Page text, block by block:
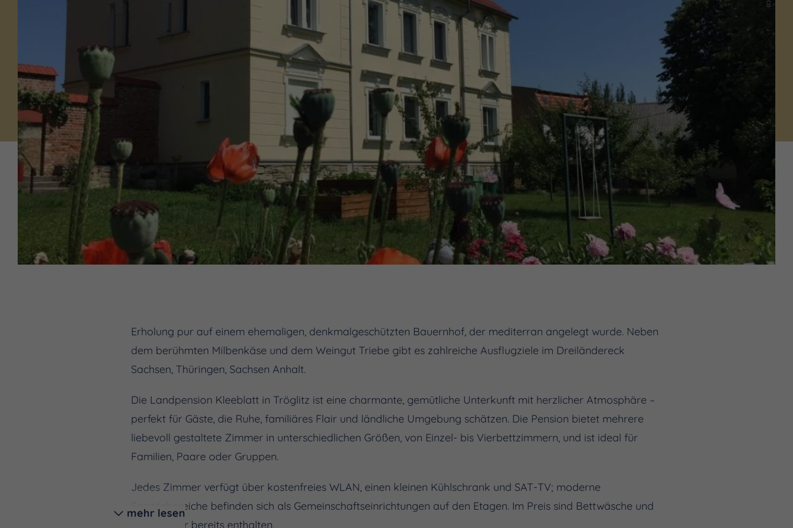
Erholung pur auf einem ehemaligen, denkmalgeschützten Bauernhof, der mediterran angelegt wurde. Neben
dem berühmten Milbenkäse und dem Weingut Triebe gibt es zahlreiche Ausflugziele im Dreiländereck
Sachsen, Thüringen, Sachsen Anhalt.
Die Landpension Kleeblatt in Tröglitz ist eine charmante, gemütliche Unterkunft mit herzlicher Atmosphäre –
perfekt für Gäste, die Ruhe, familiäres Flair und ländliche Umgebung schätzen. Die Pension bietet mehrere
liebevoll gestaltete Zimmer in unterschiedlichen Größen, von Einzel- bis Vierbettzimmern, und ist ideal für
Familien, Paare oder Gruppen.
Jedes Zimmer verfügt über kostenfreies WLAN, einen kleinen Kühlschrank und SAT-TV; moderne
Sanitärbereiche befinden sich als Gemeinschaftseinrichtungen auf den Etagen. Im Preis sind Bettwäsche und
Handtücher bereits enthalten.
mehr lesen